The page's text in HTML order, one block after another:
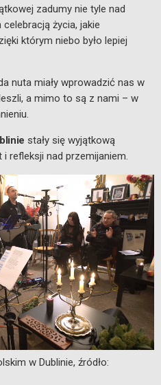
zadumy nie tyle nad
życia, jakie
którym niebo było lepiej
nuta miały wprowadzić nas w
a mimo to są z nami – w
stały się wyjątkową
refleksji nad przemijaniem.
w Dublinie, źródło: